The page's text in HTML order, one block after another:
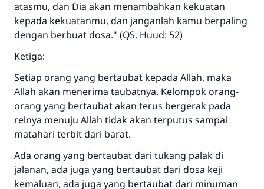
atasmu, dan Dia akan menambahkan kekuatan
kepada kekuatanmu, dan janganlah kamu berpaling
dengan berbuat dosa." (QS. Huud: 52)
Ketiga:
Setiap orang yang bertaubat kepada Allah, maka
Allah akan menerima taubatnya. Kelompok orang-
orang yang bertaubat akan terus bergerak pada
relnya menuju Allah tidak akan terputus sampai
matahari terbit dari barat.
Ada orang yang bertaubat dari tukang palak di
jalanan, ada juga yang bertaubat dari dosa keji
kemaluan, ada juga yang bertaubat dari minuman